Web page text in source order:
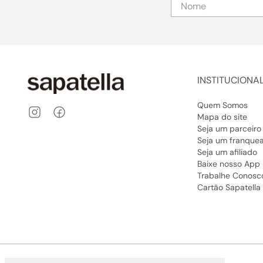
Quem Somos
Mapa do site
Seja um parceiro
Seja um
Seja um afiliado
Baixe nosso App
Trabalhe
Cartão Sapatella